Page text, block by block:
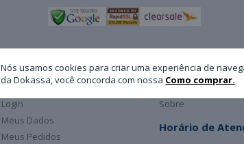
Nós usamos cookies para criar uma experiência de
da Dokassa, você concorda com nossa Como comprar.
Minha Conta
Cadastro
Login
Meus Dados
Meus Pedidos
A Dokassa
Atendimento
Sobre
Horário de